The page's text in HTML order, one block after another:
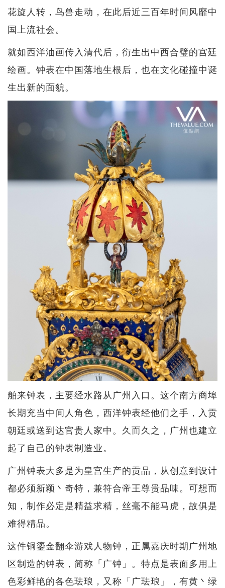
花旋人转，鸟兽走动，在此后近三百年时间风靡中
国上流社会。
就如西洋油画传入清代后，衍生出中西合璧的宫廷
绘画。钟表在中国落地生根后，也在文化碰撞中诞
生出新的面貌。
舶来钟表，主要经水路从广州入口。这个南方商埠
长期充当中间人角色，西洋钟表经他们之手，入贡
朝廷或送到达官贵人家中。久而久之，广州也建立
起了自己的钟表制造业。
广州钟表大多是为皇宫生产的贡品，从创意到设计
都必须新颖丶奇特，兼符合帝王尊贵品味。可想而
知，制作必定是精益求精，丝毫不能马虎，故俱是
难得精品。
这件铜鎏金翻伞游戏人物钟，正属嘉庆时期广州地
区制造的钟表，简称「广钟」。特点是表面多用上
色彩鲜艳的各色珐琅，又称「广珐琅」，有黄丶绿